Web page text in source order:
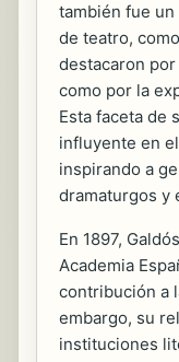
también fue
de teatro, como
destacaron
como por la
Esta faceta de
influyente en
inspirando a
dramaturgos y
En 1897,
Academia
contribución a
embargo, su
instituciones